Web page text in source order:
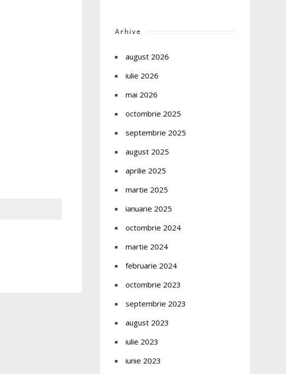
Arhive
august 2026
iulie 2026
mai 2026
octombrie 2025
septembrie 2025
august 2025
aprilie 2025
martie 2025
ianuarie 2025
octombrie 2024
martie 2024
februarie 2024
octombrie 2023
septembrie 2023
august 2023
iulie 2023
iunie 2023